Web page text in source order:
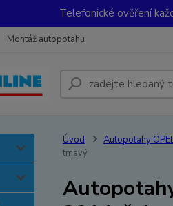
Telefonické ověření
Montáž autopotahu
Úvod Autopotahy
tmavý